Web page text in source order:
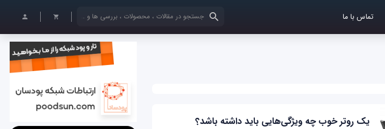
تماس با ما کلمات کلیدی خود را وارد کنید
یک روتر خوب چه ویژگی‌هایی باید داشته باشد؟